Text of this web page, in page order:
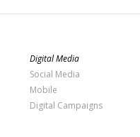
Digital Media
Social Media
Mobile
Digital Campaigns